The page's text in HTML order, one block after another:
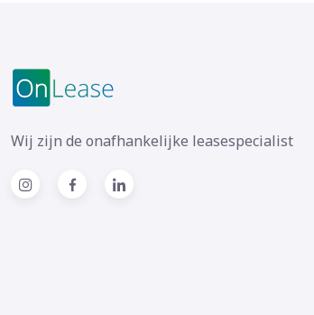
Wij zijn de onafhankelijke leasespecialist